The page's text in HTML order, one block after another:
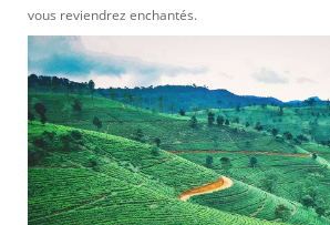
vous reviendrez enchantés.